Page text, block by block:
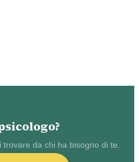
da chi ha bisogno di te.